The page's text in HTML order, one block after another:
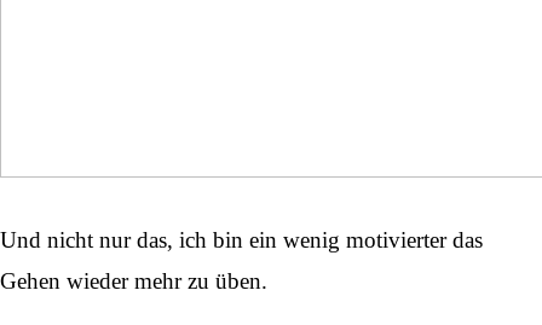
Und nicht nur das, ich bin ein wenig motivierter das
Gehen wieder mehr zu üben.